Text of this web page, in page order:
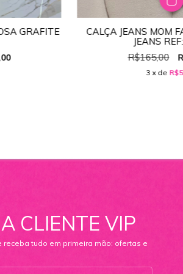
GRAFITE
CALÇA JEANS MOM
JEANS
R$165,00
3 x de
CLIENTE VIP
receba tudo em primeira mão: ofertas e